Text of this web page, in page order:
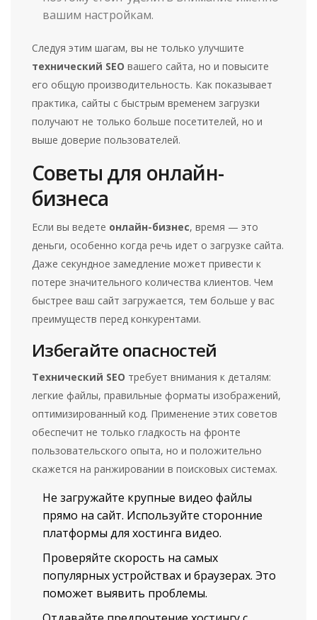
вашим настройкам.
Следуя этим шагам, вы не только улучшите
технический SEO вашего сайта, но и повысите
его общую производительность. Как показывает
практика, сайты с быстрым временем загрузки
получают не только больше посетителей, но и
выше доверие пользователей.
Советы для онлайн-
бизнеса
Если вы ведете онлайн-бизнес, время — это
деньги, особенно когда речь идет о загрузке сайта.
Даже секундное замедление может привести к
потере значительного количества клиентов. Чем
быстрее ваш сайт загружается, тем больше у вас
преимуществ перед конкурентами.
Избегайте опасностей
Технический SEO требует внимания к деталям:
легкие файлы, правильные форматы изображений,
оптимизированный код. Применение этих советов
обеспечит не только гладкость на фронте
пользовательского опыта, но и положительно
скажется на ранжировании в поисковых системах.
Не загружайте крупные видео файлы
прямо на сайт. Используйте сторонние
платформы для хостинга видео.
Проверяйте скорость на самых
популярных устройствах и браузерах. Это
поможет выявить проблемы.